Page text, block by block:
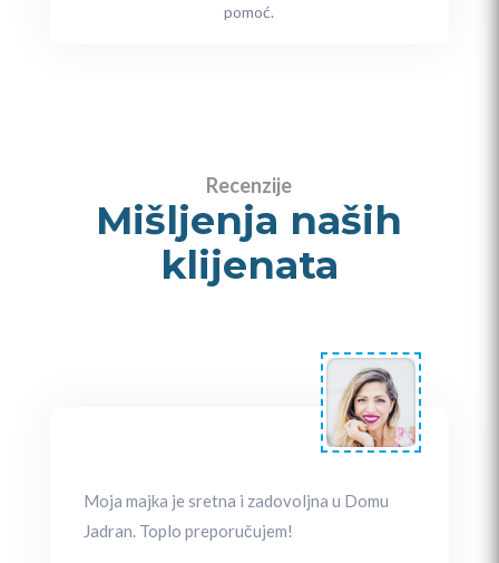
pomoć.
Recenzije
Mišljenja naših
klijenata
Moja majka je sretna i zadovoljna u Domu
Jadran. Toplo preporučujem!